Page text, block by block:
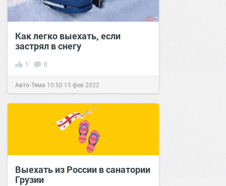
Как легко выехать, если
застрял в снегу
1 0
Авто-Тема 10:50 15 фев 2022
Выехать из России в санатории
Грузии